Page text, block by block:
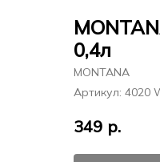
0,4л
MONTANA
Артикул: 4020
349 р.